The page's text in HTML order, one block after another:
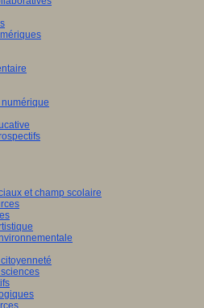
numérique
et champ scolaire